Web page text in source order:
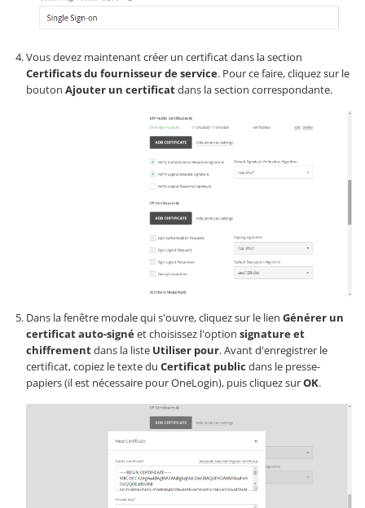
Vous devez maintenant créer un certificat dans la section
Certificats du fournisseur de service. Pour ce faire, cliquez sur le
bouton Ajouter un certificatdans la section correspondante.
Dans la fenêtre modale qui s'ouvre, cliquez sur le lien Générer un
certificat auto-signéet choisissez l'option signature et
chiffrementdans la liste Utiliser pour. Avant d'enregistrer le
certificat, copiez le texte du Certificat public dans le presse-
papiers (il est nécessaire pour OneLogin), puis cliquez surOK.